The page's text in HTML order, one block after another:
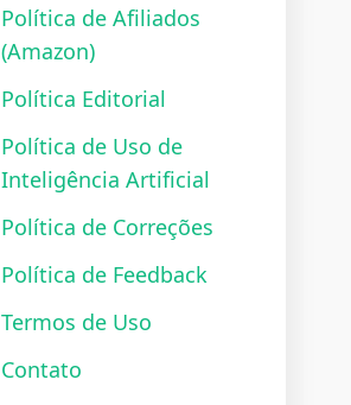
Política de Afiliados
(Amazon)
Política Editorial
Política de Uso de
Inteligência Artificial
Política de Correções
Política de Feedback
Termos de Uso
Contato